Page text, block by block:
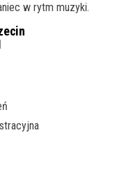
w rytm muzyki.